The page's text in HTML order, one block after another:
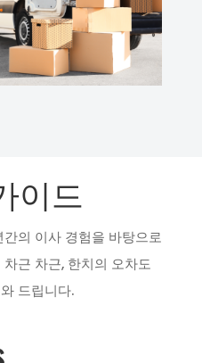
이드
의 이사 경험을 바탕으로
근 차근, 한치의 오차도
드립니다.